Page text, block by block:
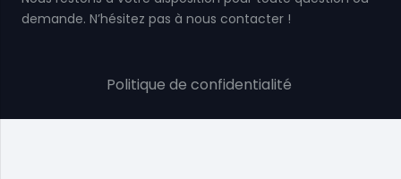
demande. N’hésitez pas à nous contacter !
Politique de confidentialité